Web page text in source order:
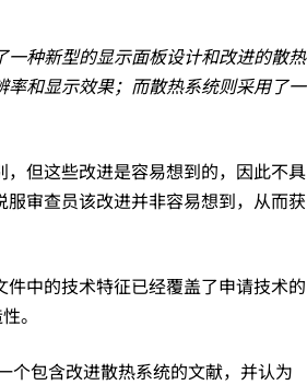
种新型的显示面板设计和改进的散热
和显示效果；而散热系统则采用了一
但这些改进是容易想到的，因此不具
审查员该改进并非容易想到，从而获
中的技术特征已经覆盖了申请技术的
。
个包含改进散热系统的文献，并认为